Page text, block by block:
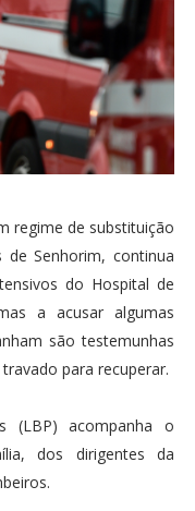
regime de substituição
Senhorim, continua
do Hospital de
a acusar algumas
são testemunhas
para recuperar.
(LBP) acompanha o
dos dirigentes da